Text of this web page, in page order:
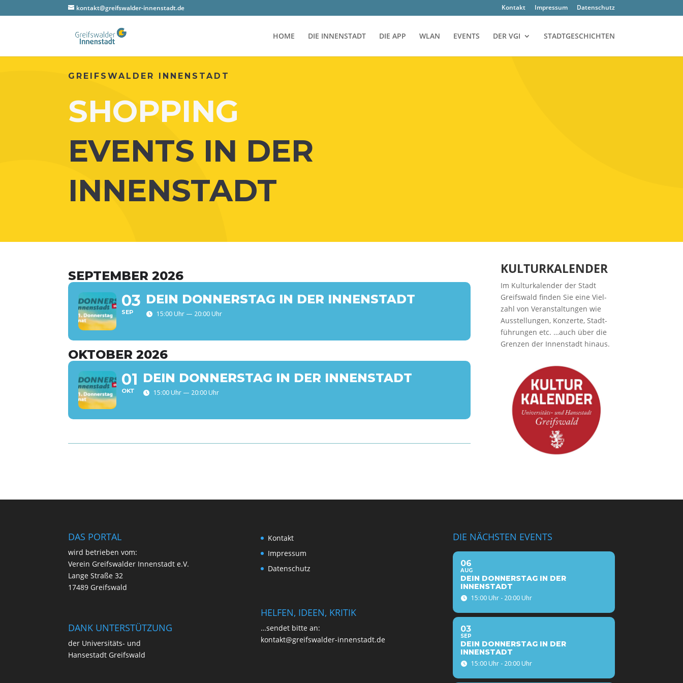
kontakt@greifswalder-innenstadt.de Kon­takt Impres­sum Daten­schutz
HOME DIE INNENSTADT DIE APP WLAN EVENTS DER VGI STADTGESCHICHTEN
GREIFS­WAL­DER INNENSTADT
SHOPPING
EVENTS IN DER
INNENSTADT
SEP­TEM­BER 2026
03
SEP
DEIN DON­NERS­TAG IN DER INNEN­STADT
15:00 Uhr — 20:00 Uhr
OKTO­BER 2026
01
OKT
DEIN DON­NERS­TAG IN DER INNEN­STADT
15:00 Uhr — 20:00 Uhr
KULTURKALENDER
Im Kul­tur­ka­len­der der Stadt
Greifs­wald fin­den Sie eine Viel­
zahl von Ver­an­stal­tun­gen wie
Aus­stel­lun­gen, Kon­zer­te, Stadt­
füh­run­gen etc. …auch über die
Gren­zen der Innen­stadt hinaus.
DAS PORTAL
wird betrie­ben vom:
Ver­ein Greifs­wal­der Innen­stadt e.V.
Lan­ge Stra­ße 32
17489 Greifswald
DANK UNTERSTÜTZUNG
der Uni­ver­si­täts- und
Han­se­stadt Greifswald
Kon­takt
Impres­sum
Daten­schutz
HELFEN, IDEEN, KRITIK
…sen­det bit­te an:
kontakt@greifswalder-innenstadt.de
DIE NÄCHSTEN EVENTS
06
AUG
DEIN DONNERSTAG IN DER
INNENSTADT
15:00 Uhr - 20:00 Uhr
03
SEP
DEIN DONNERSTAG IN DER
INNENSTADT
15:00 Uhr - 20:00 Uhr